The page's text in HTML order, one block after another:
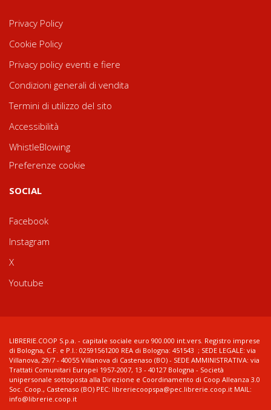
Privacy Policy
Cookie Policy
Privacy policy eventi e fiere
Condizioni generali di vendita
Termini di utilizzo del sito
Accessibilità
WhistleBlowing
Preferenze cookie
SOCIAL
Facebook
Instagram
X
Youtube
LIBRERIE.COOP S.p.a. - capitale sociale euro 900.000 int.vers. Registro imprese
di Bologna, C.F. e P.I.: 02591561200 REA di Bologna: 451543 ; SEDE LEGALE: via
Villanova, 29/7 - 40055 Villanova di Castenaso (BO) - SEDE AMMINISTRATIVA: via
Trattati Comunitari Europei 1957-2007, 13 - 40127 Bologna - Società
unipersonale sottoposta alla Direzione e Coordinamento di Coop Alleanza 3.0
Soc. Coop., Castenaso (BO) PEC: libreriecoopspa@pec.librerie.coop.it MAIL:
info@librerie.coop.it